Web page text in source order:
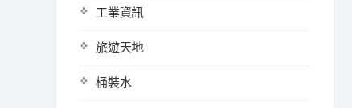
工業資訊
旅遊天地
桶裝水